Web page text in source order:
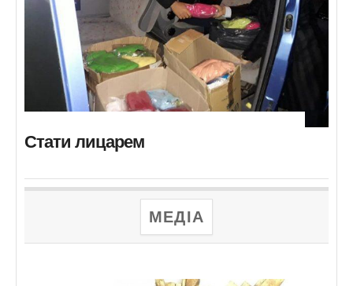
Стати лицарем
МЕДІА